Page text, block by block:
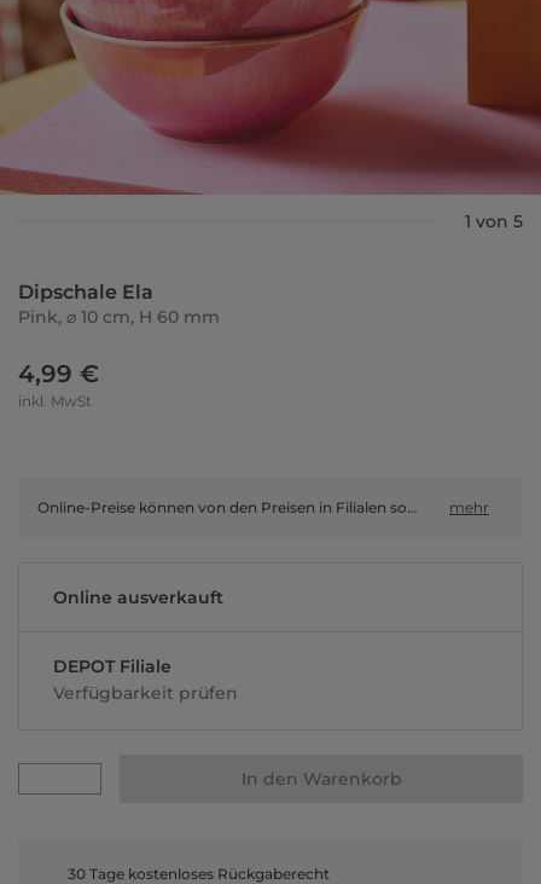
1 von 5
Dipschale Ela
Pink, ⌀ 10 cm, H 60 mm
4,99 €
inkl. MwSt
Online-Preise können von den Preisen in Filialen sowie Shop-in-Shop-Flächen abweichen. mehr
Online ausverkauft
DEPOT Filiale
Verfügbarkeit prüfen
In den Warenkorb
30 Tage kostenloses Rückgaberecht